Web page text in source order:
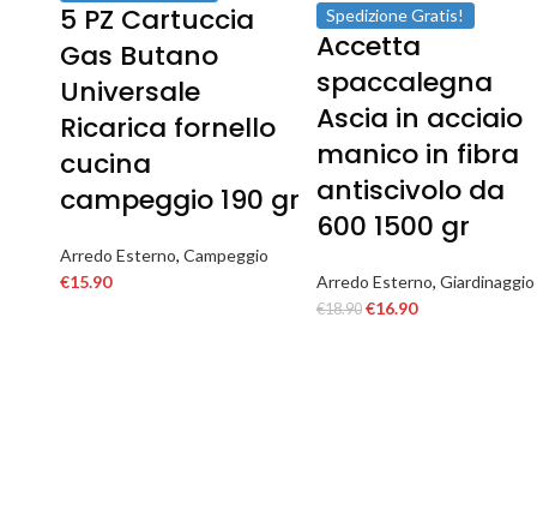
5 PZ Cartuccia
Gas Butano
Universale
Ricarica fornello
cucina
campeggio 190 gr
Arredo Esterno, Campeggio
€15.90
Spedizione Gratis!
Accetta
spaccalegna
Ascia in acciaio
manico in fibra
antiscivolo da
600 1500 gr
Arredo Esterno, Giardinaggio
€18.90 €16.90